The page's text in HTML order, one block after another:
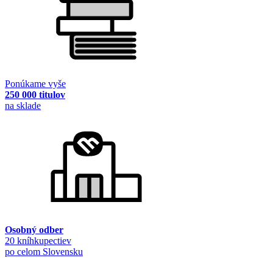
Ponúkame vyše
250 000 titulov
na sklade
Osobný odber
20 kníhkupectiev
po celom Slovensku